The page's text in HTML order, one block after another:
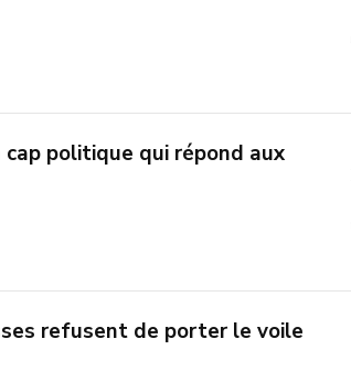
politique qui répond aux
refusent de porter le voile